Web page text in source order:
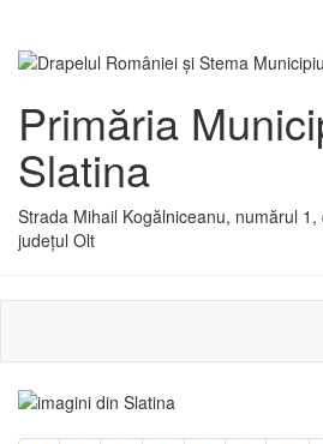
Primăria
Slatina
Strada Mihail Kogălniceanu, numărul
județul Olt